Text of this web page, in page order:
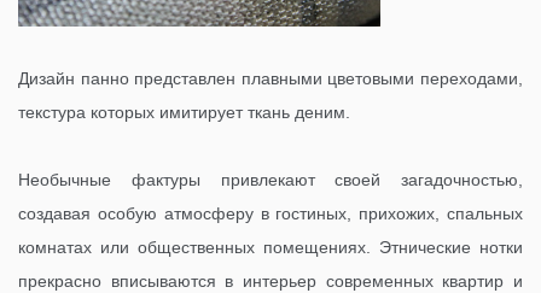
Дизайн панно представлен плавными цветовыми переходами,
текстура которых имитирует ткань деним.
Необычные фактуры привлекают своей загадочностью,
создавая особую атмосферу в гостиных, прихожих, спальных
комнатах или общественных помещениях. Этнические нотки
прекрасно вписываются в интерьер современных квартир и